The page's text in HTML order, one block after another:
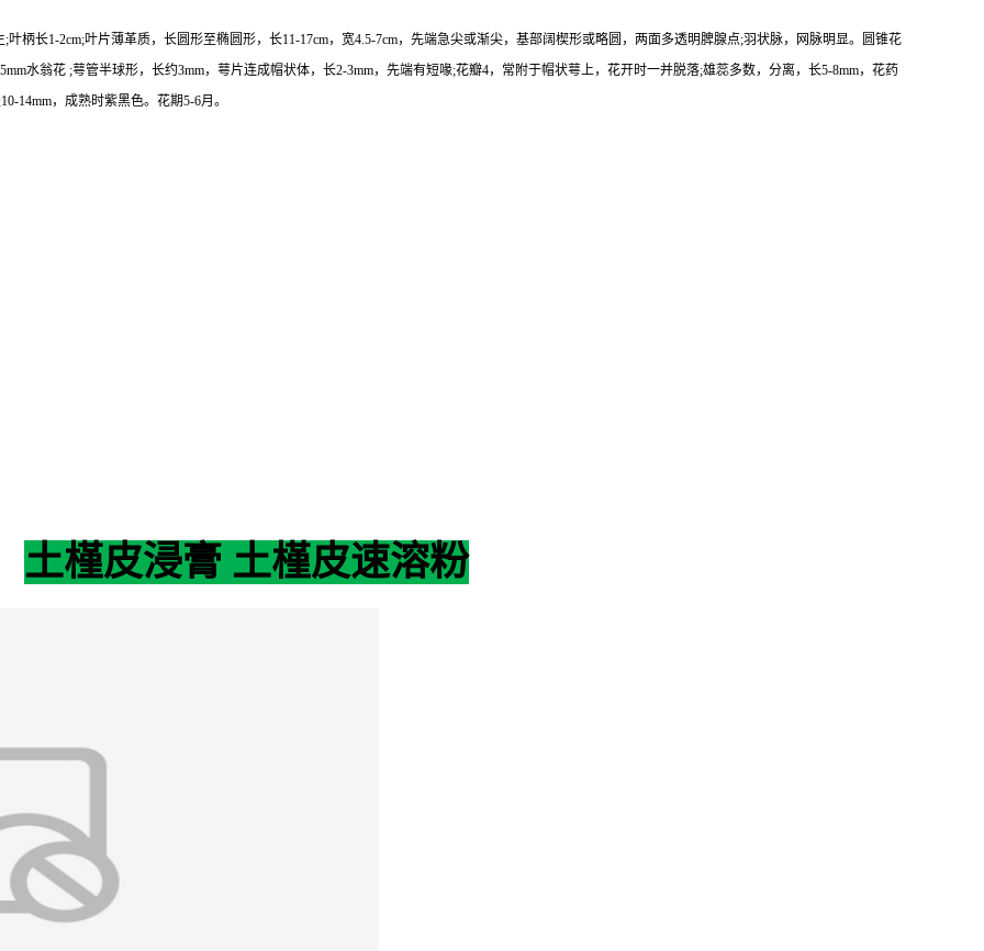
柄长1-2cm;叶片薄革质，长圆形至椭圆形，长11-17cm，宽4.5-7cm，先端急尖或渐尖，基部阔楔形或略圆，两面多透明脾腺点;羽状脉，网脉明显。圆锥花
水翁花 ;萼管半球形，长约3mm，萼片连成帽状体，长2-3mm，先端有短喙;花瓣4，常附于帽状萼上，花开时一并脱落;雄蕊多数，分离，长5-8mm，花药
14mm，成熟时紫黑色。花期5-6月。
土槿皮浸膏 土槿皮速溶粉